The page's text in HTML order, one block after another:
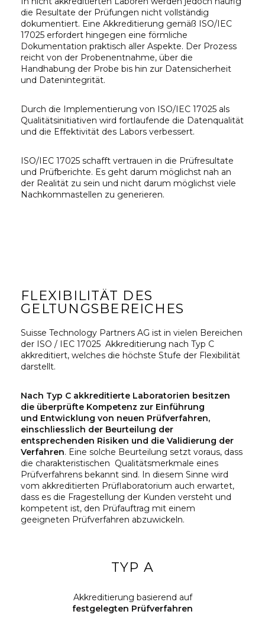
die Resultate der Prüfungen nicht vollständig
dokumentiert. Eine Akkreditierung gemäß ISO/IEC
17025 erfordert hingegen eine förmliche
Dokumentation praktisch aller Aspekte. Der Prozess
reicht von der Probenentnahme, über die
Handhabung der Probe bis hin zur Datensicherheit
und Datenintegrität.
Durch die Implementierung von ISO/IEC 17025 als
Qualitätsinitiativen wird fortlaufende die Datenqualität
und die Effektivität des Labors verbessert.
ISO/IEC 17025 schafft vertrauen in die Prüfresultate
und Prüfberichte. Es geht darum möglichst nah an
der Realität zu sein und nicht darum möglichst viele
Nachkommastellen zu generieren.
FLEXIBILITÄT DES
GELTUNGSBEREICHES
Suisse Technology Partners AG ist in vielen Bereichen
der ISO / IEC 17025 Akkreditierung nach Typ C
akkreditiert, welches die höchste Stufe der Flexibilität
darstellt.
Nach Typ C akkreditierte Laboratorien besitzen
die überprüfte Kompetenz zur Einführung
und Entwicklung von neuen Prüfverfahren,
einschliesslich der Beurteilung der
entsprechenden Risiken und die Validierung der
Verfahren. Eine solche Beurteilung setzt voraus, dass
die charakteristischen Qualitätsmerkmale eines
Prüfverfahrens bekannt sind. In diesem Sinne wird
vom akkreditierten Prüflaboratorium auch erwartet,
dass es die Fragestellung der Kunden versteht und
kompetent ist, den Prüfauftrag mit einem
geeigneten Prüfverfahren abzuwickeln.
TYP A
Akkreditierung basierend auf
festgelegten Prüfverfahren